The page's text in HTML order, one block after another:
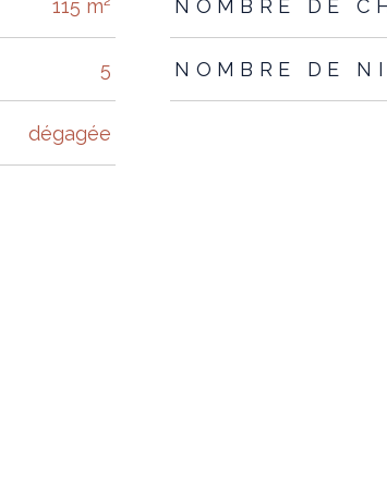
115 m² NOMBRE DE
5 NOMBRE DE
dégagée